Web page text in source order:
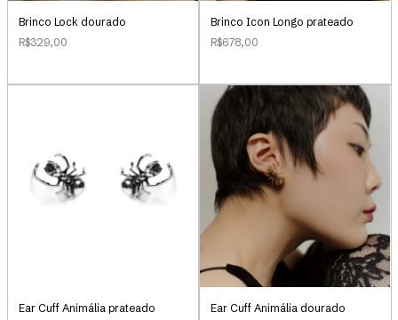
Brinco Lock dourado
R$329,00
Brinco Icon Longo prateado
R$678,00
Ear Cuff Animália prateado
Ear Cuff Animália dourado